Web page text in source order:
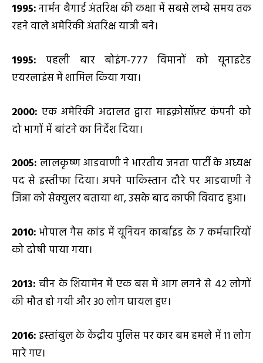
1995:नार्मन थैगार्ड अंतरिक्ष की कक्षा में सबसे लम्बे समय तक
रहने वाले अमेरिकी अंतरिक्ष यात्री बने।
1995: पहली बार बोइंग-777 विमानों को यूनाइटेड
एयरलाइंस में शामिल किया गया।
2000: एक अमेरिकी अदालत द्वारा माइक्रोसॉफ़्ट कंपनी को
दो भागों में बांटने का निर्देश दिया।
2005: लालकृष्ण आडवाणी ने भारतीय जनता पार्टी के अध्यक्ष
पद से इस्तीफा दिया। अपने पाकिस्तान दौरे पर आडवाणी ने
जिन्ना को सेक्युलर बताया था, उसके बाद काफी विवाद हुआ।
2010: भोपाल गैस कांड में यूनियन कार्बाइड के 7 कर्मचारियों
को दोषी पाया गया।
2013: चीन के शियामेन में एक बस में आग लगने से 42 लोगों
की मौत हो गयी और 30 लोग घायल हुए।
2016:इस्तांबुल के केंद्रीय पुलिस पर कार बम हमले में 11 लोग
मारे गए।